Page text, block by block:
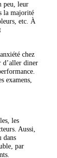
peu, leur
la majorité
etc. À
chez
d’aller diner
examens,
les
Aussi,
dans
par